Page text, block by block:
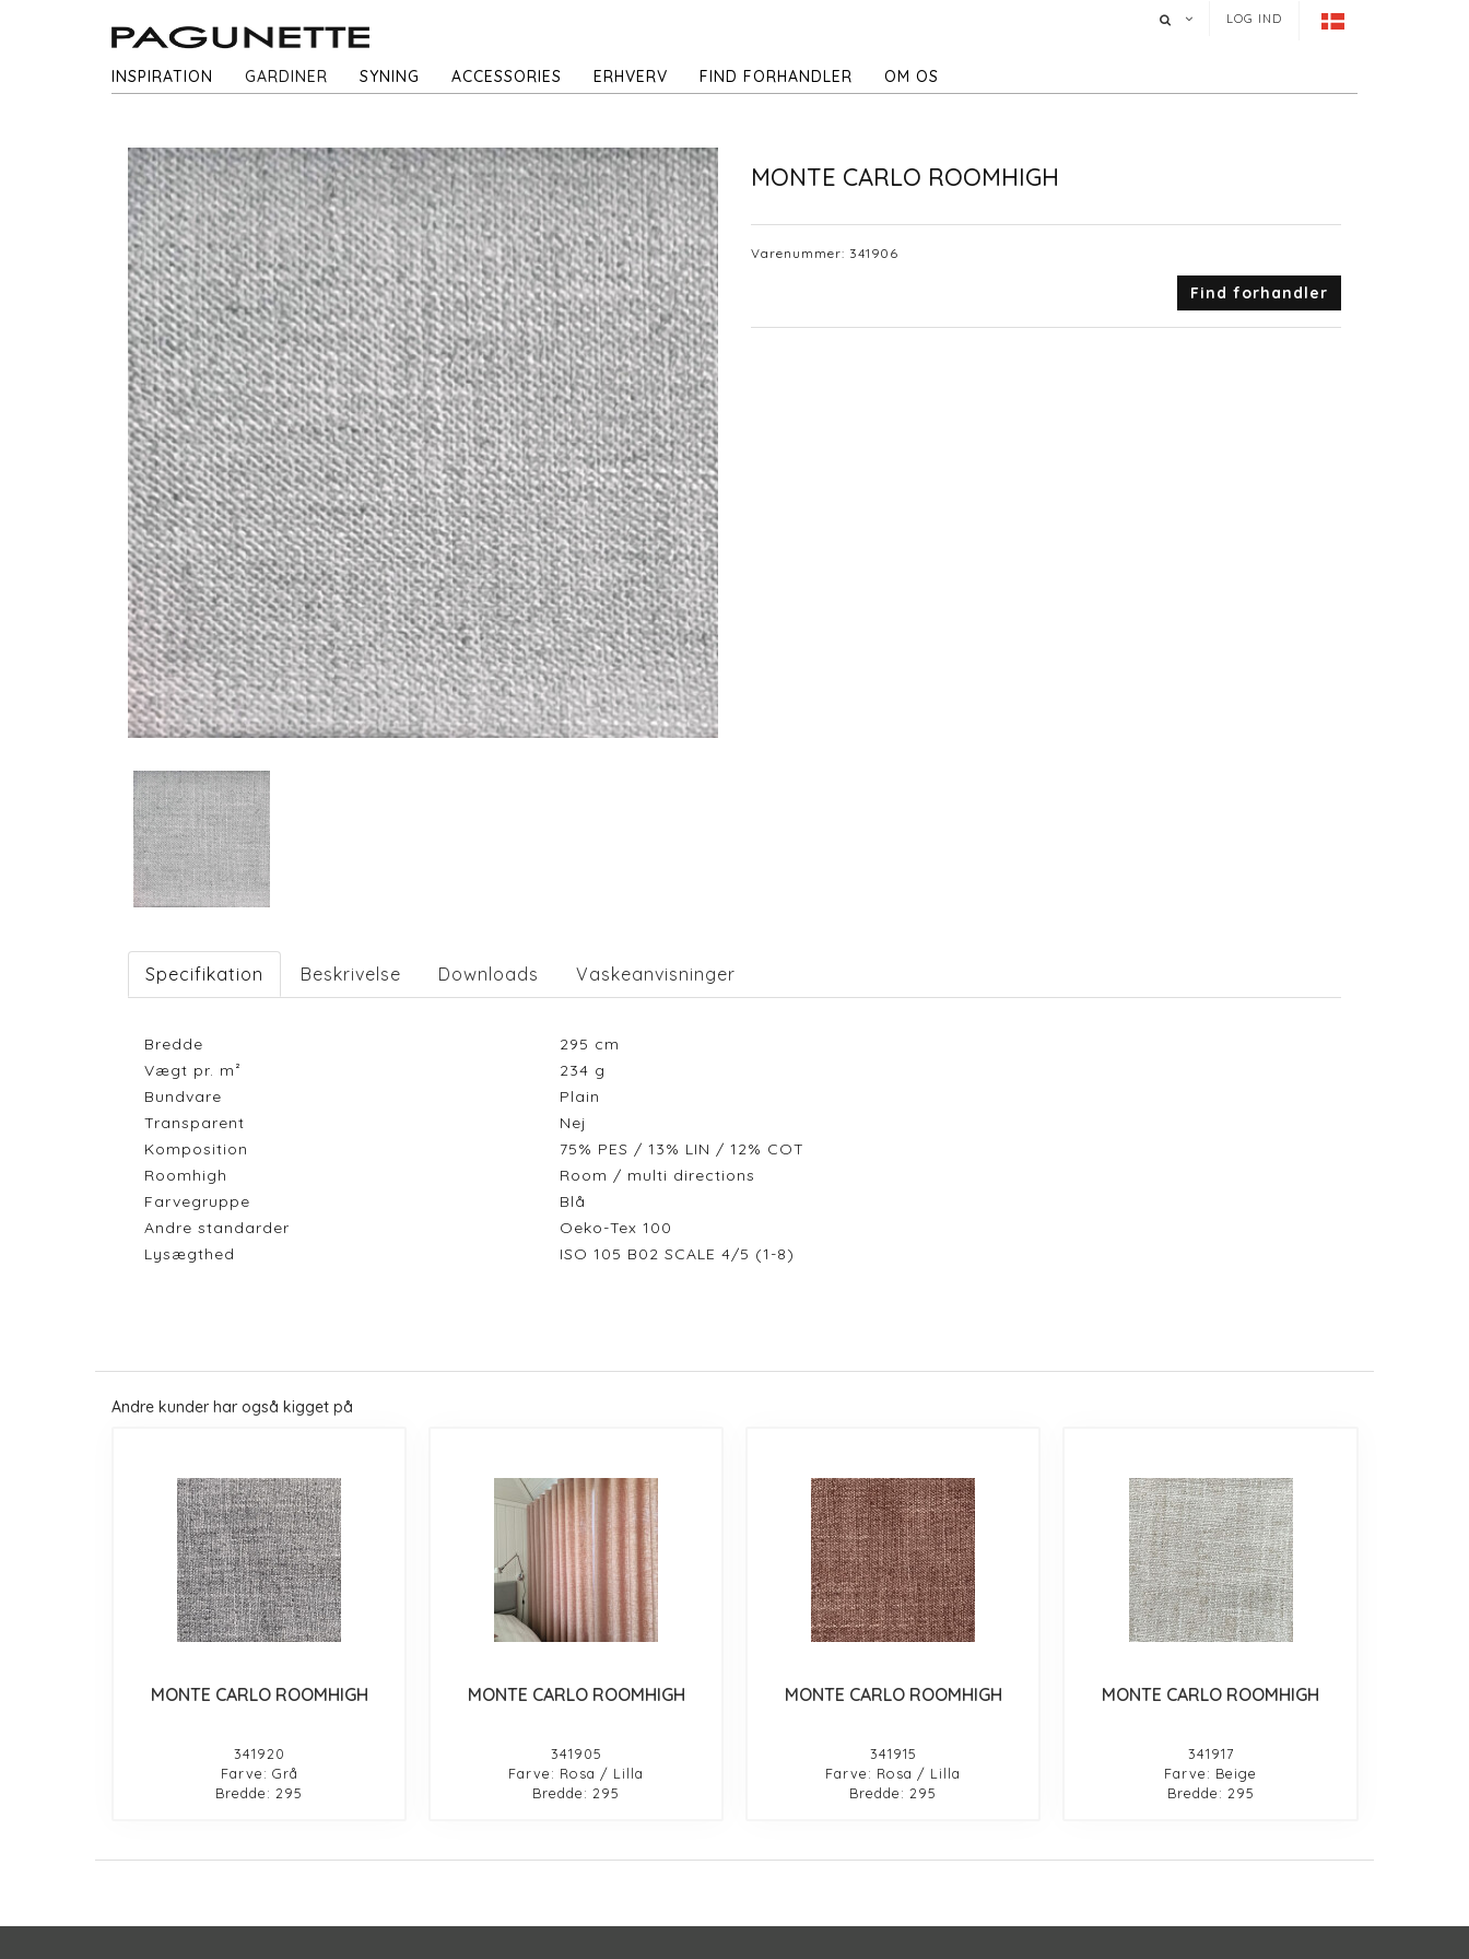
LOG IND
INSPIRATION GARDINER SYNING ACCESSORIES ERHVERV FIND FORHANDLER OM OS
MONTE CARLO ROOMHIGH
Varenummer: 341906
Find forhandler
Specifikation Beskrivelse Downloads Vaskeanvisninger
Bredde 295 cm
Vægt pr. m²
234 g
Bundvare
Plain
Transparent
Nej
Komposition
75% PES / 13% LIN / 12% COT
Roomhigh
Room / multi directions
Farvegruppe
Blå
Andre standarder
Oeko-Tex 100
Lysægthed
ISO 105 B02 SCALE 4/5 (1-8)
Andre kunder har også kigget på
MONTE CARLO ROOMHIGH
341920
Farve: Grå
Bredde: 295
MONTE CARLO ROOMHIGH
341905
Farve: Rosa / Lilla
Bredde: 295
MONTE CARLO ROOMHIGH
341915
Farve: Rosa / Lilla
Bredde: 295
MONTE CARLO ROOMHIGH
341917
Farve: Beige
Bredde: 295